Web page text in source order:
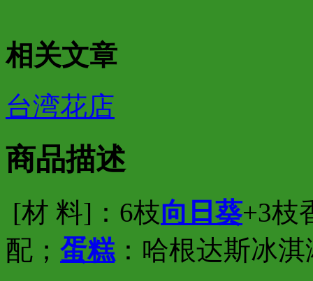
相关文章
台湾花店
商品描述
[材 料]：6枝向日葵+3枝
配； 蛋糕：哈根达斯冰淇